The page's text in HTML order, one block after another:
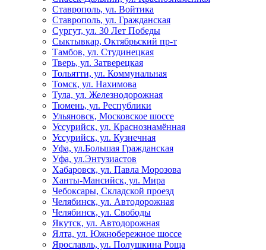
Ставрополь, ул. Войтика
Ставрополь, ул. Гражданская
Сургут, ул. 30 Лет Победы
Сыктывкар, Октябрьский пр-т
Тамбов, ул. Студинецкая
Тверь, ул. Затверецкая
Тольятти, ул. Коммунальная
Томск, ул. Нахимова
Тула, ул. Железнодорожная
Тюмень, ул. Республики
Ульяновск, Московское шоссе
Уссурийск, ул. Краснознамённая
Уссурийск, ул. Кузнечная
Уфа, ул.Большая Гражданская
Уфа, ул.Энтузиастов
Хабаровск, ул. Павла Морозова
Ханты-Мансийск, ул. Мира
Чебоксары, Складской проезд
Челябинск, ул. Автодорожная
Челябинск, ул. Свободы
Якутск, ул. Автодорожная
Ялта, ул. Южнобережное шоссе
Ярославль, ул. Полушкина Роща